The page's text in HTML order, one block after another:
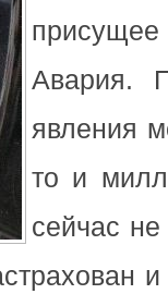
присущее
Авария.
явления
то и
сейчас